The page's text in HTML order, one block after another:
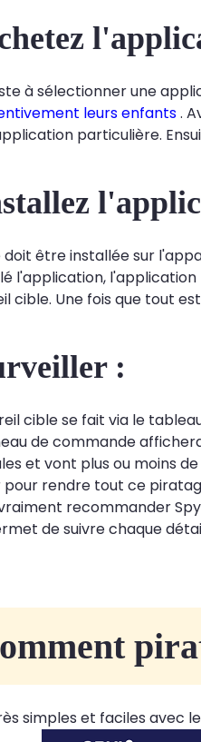
à sélectionner une
leurs enfants.
particulière.
être installée sur
l'application,
cible. Une fois que tout
:
cible se fait via le
de commande
et vont plus ou moins
rendre tout ce
recommander
de suivre chaque
simples et faciles avec